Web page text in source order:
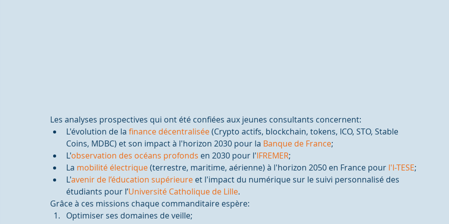
Les analyses prospectives qui ont été confiées aux jeunes consultants concernent:
L'évolution de la finance décentralisée (Crypto actifs, blockchain, tokens, ICO, STO, Stable
Coins, MDBC) et son impact à l'horizon 2030 pour la Banque de France;
L'observation des océans profonds en 2030 pour l'IFREMER;
La mobilité électrique (terrestre, maritime, aérienne) à l'horizon 2050 en France pour l'I-TESE;
L'avenir de l’éducation supérieure et l'impact du numérique sur le suivi personnalisé des
étudiants pour l’Université Catholique de Lille.
Grâce à ces missions chaque commanditaire espère:
Optimiser ses domaines de veille;